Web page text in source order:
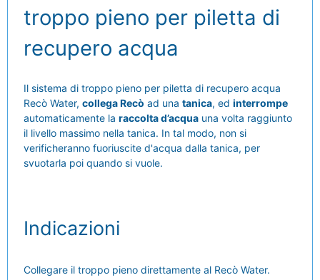
troppo pieno per piletta di
recupero acqua
Il sistema di troppo pieno per piletta di recupero acqua
Recò Water, collega Recò ad una tanica, ed interrompe
automaticamente la raccolta d’acquauna volta raggiunto
il livello massimo nella tanica. In tal modo, non si
verificheranno fuoriuscite d'acqua dalla tanica, per
svuotarla poi quando si vuole.
Indicazioni
Collegare il troppo pieno direttamente al Recò Water.